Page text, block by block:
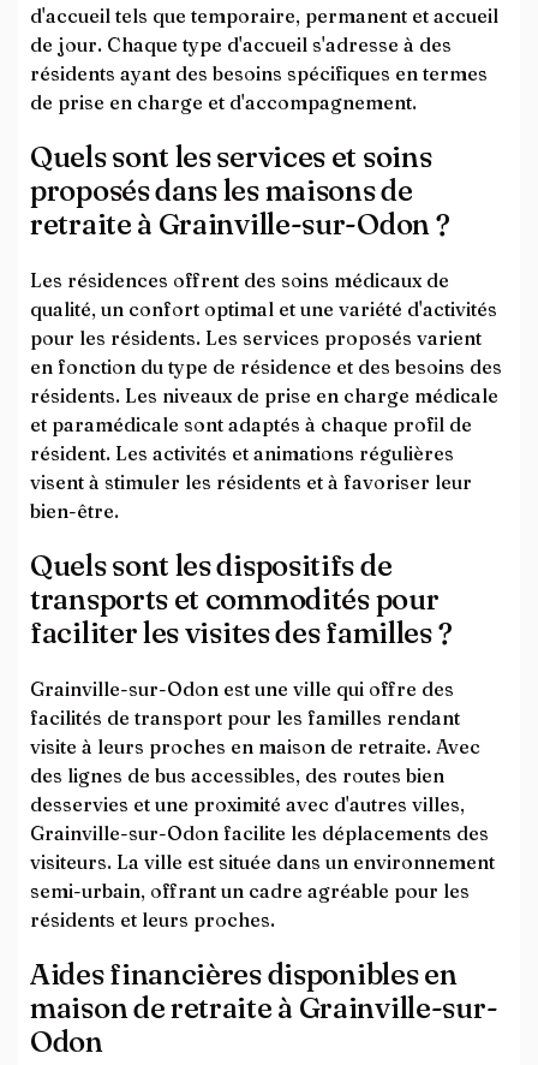
d'accueil tels que temporaire, permanent et accueil
de jour. Chaque type d'accueil s'adresse à des
résidents ayant des besoins spécifiques en termes
de prise en charge et d'accompagnement.
Quels sont les services et soins
proposés dans les maisons de
retraite à Grainville-sur-Odon ?
Les résidences offrent des soins médicaux de
qualité, un confort optimal et une variété d'activités
pour les résidents. Les services proposés varient
en fonction du type de résidence et des besoins des
résidents. Les niveaux de prise en charge médicale
et paramédicale sont adaptés à chaque profil de
résident. Les activités et animations régulières
visent à stimuler les résidents et à favoriser leur
bien-être.
Quels sont les dispositifs de
transports et commodités pour
faciliter les visites des familles ?
Grainville-sur-Odon est une ville qui offre des
facilités de transport pour les familles rendant
visite à leurs proches en maison de retraite. Avec
des lignes de bus accessibles, des routes bien
desservies et une proximité avec d'autres villes,
Grainville-sur-Odon facilite les déplacements des
visiteurs. La ville est située dans un environnement
semi-urbain, offrant un cadre agréable pour les
résidents et leurs proches.
Aides financières disponibles en
maison de retraite à Grainville-sur-
Odon